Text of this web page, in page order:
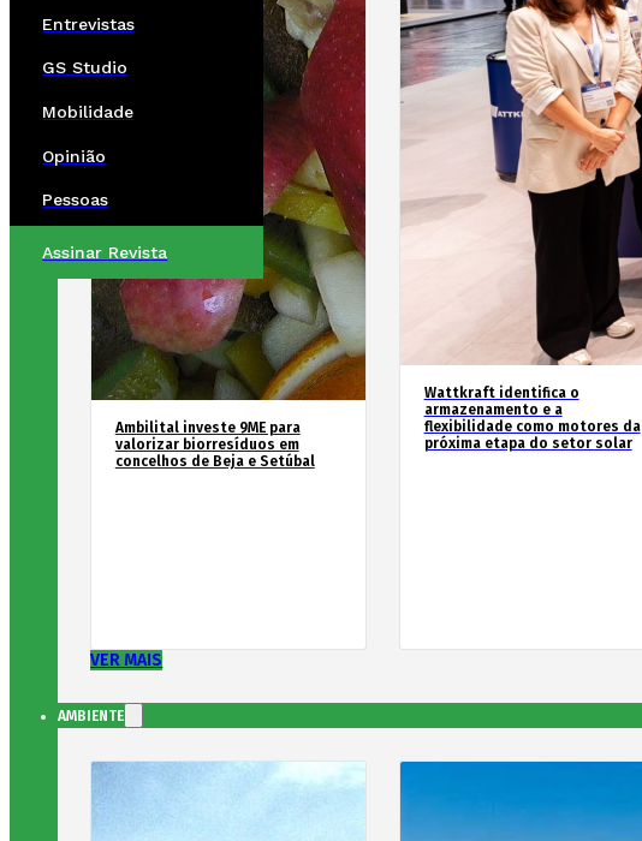
Entrevistas
GS Studio
Mobilidade
Opinião
Pessoas
Assinar Revista
Ambilital investe 9ME para
valorizar biorresíduos em
concelhos de Beja e Setúbal
Wattkraft identifica o
armazenamento e a
flexibilidade como motores da
próxima etapa do setor solar
VER MAIS
AMBIENTE